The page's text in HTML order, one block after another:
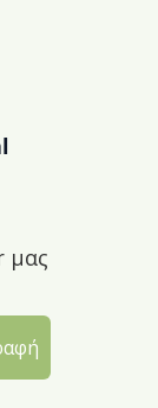
μας